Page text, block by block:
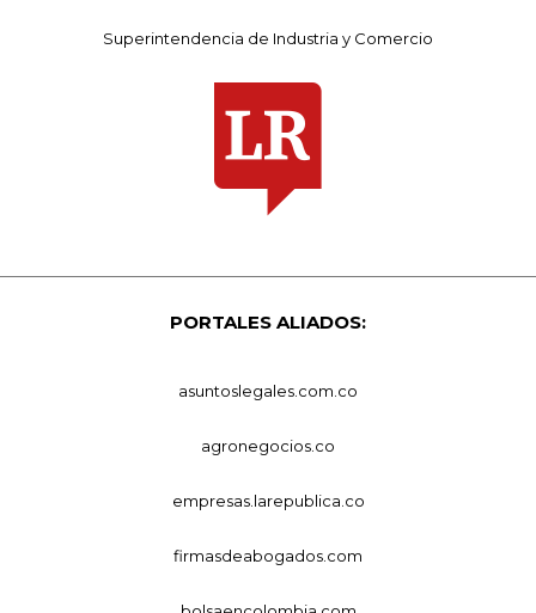
Superintendencia de Industria y Comercio
PORTALES ALIADOS:
asuntoslegales.com.co
agronegocios.co
empresas.larepublica.co
firmasdeabogados.com